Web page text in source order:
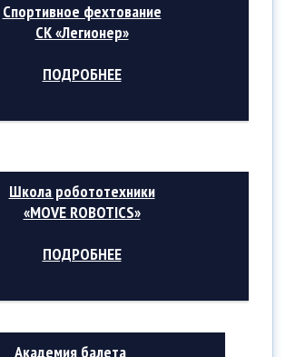
Спортивное фехтование
СК «Легионер»
ПОДРОБНЕЕ
Школа робототехники
«MOVE ROBOTICS»
ПОДРОБНЕЕ
Академия балета